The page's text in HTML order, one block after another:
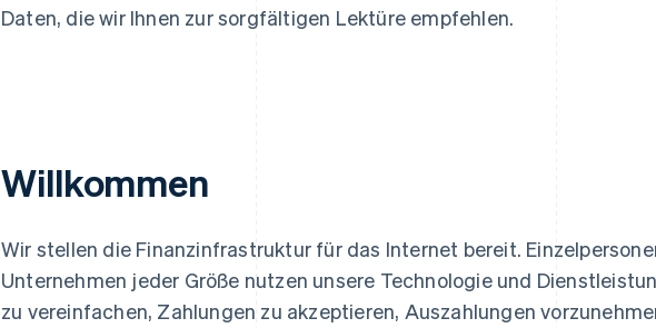
Daten, die wir Ihnen zur sorgfältigen Lektüre empfehlen.
Willkommen
Wir stellen die Finanzinfrastruktur für das Internet bereit.
Unternehmen jeder Größe nutzen unsere Technologie und
zu vereinfachen, Zahlungen zu akzeptieren, Auszahlungen